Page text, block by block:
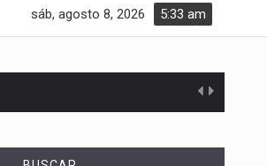
5:33 am
sáb, agosto 8, 2026